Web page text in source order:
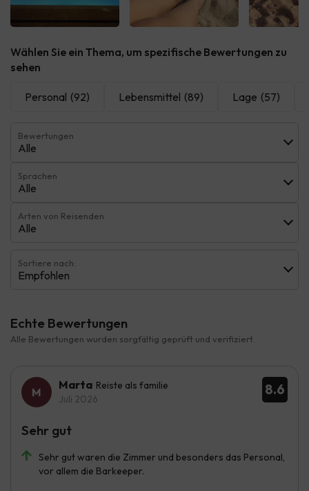
Wählen Sie ein Thema, um spezifische Bewertungen zu
sehen
Personal (92) Lebensmittel (89) Lage (57)
Bewertungen
Alle
Sprachen
Alle
Arten von Reisenden
Alle
Sortiere nach:
Empfohlen
Echte Bewertungen
Alle Bewertungen wurden sorgfältig geprüft und verifiziert.
8.6
Marta Reiste als familie
Juli 2026
Sehr gut waren die Zimmer und besonders das Personal,
vor allem die Barkeeper.
Sehr gut